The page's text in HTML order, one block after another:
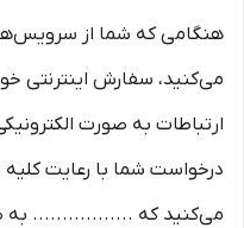
هنگامی که شما از
می‏‌کنید، سفارش اینترنتی
ارتباطات به صورت
درخواست شما با رعایت
می‌‏کنید که ................. به